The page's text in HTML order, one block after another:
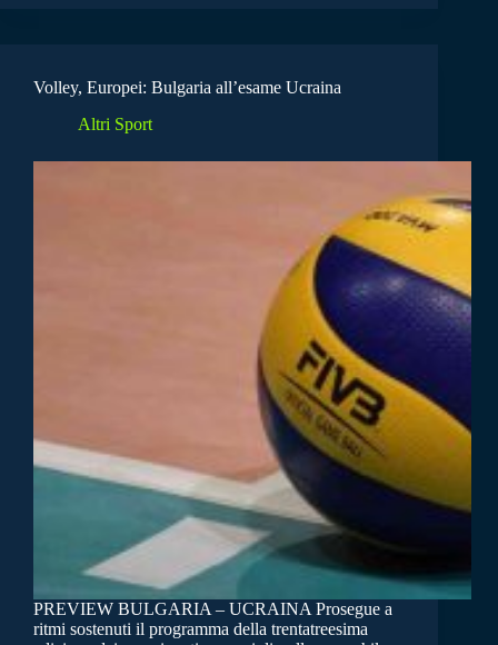
Volley, Europei: Bulgaria all’esame Ucraina
Altri Sport
PREVIEW BULGARIA – UCRAINA Prosegue a
ritmi sostenuti il programma della trentatreesima